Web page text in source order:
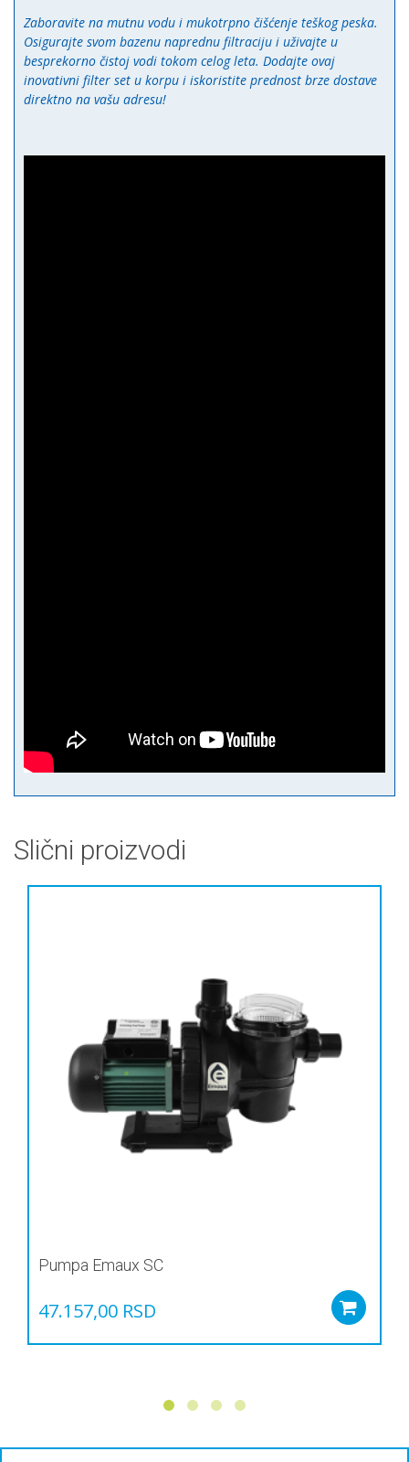
Zaboravite na mutnu vodu i mukotrpno čišćenje teškog peska.
Osigurajte svom bazenu naprednu filtraciju i uživajte u
besprekorno čistoj vodi tokom celog leta. Dodajte ovaj
inovativni filter set u korpu i iskoristite prednost brze dostave
direktno na vašu adresu!
Slični proizvodi
Pumpa Emaux SC
47.157,00 RSD